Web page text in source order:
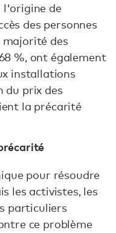
l'origine de
des personnes
des
%, ont également
installations
du prix des
la précarité
pour résoudre
les activistes, les
particuliers
ce problème